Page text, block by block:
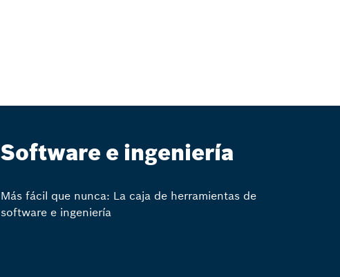
Software e ingeniería
Más fácil que nunca: La caja de herramientas de
software e ingeniería